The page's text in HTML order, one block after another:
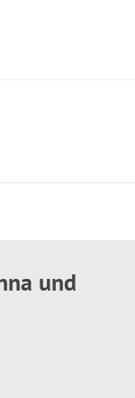
und